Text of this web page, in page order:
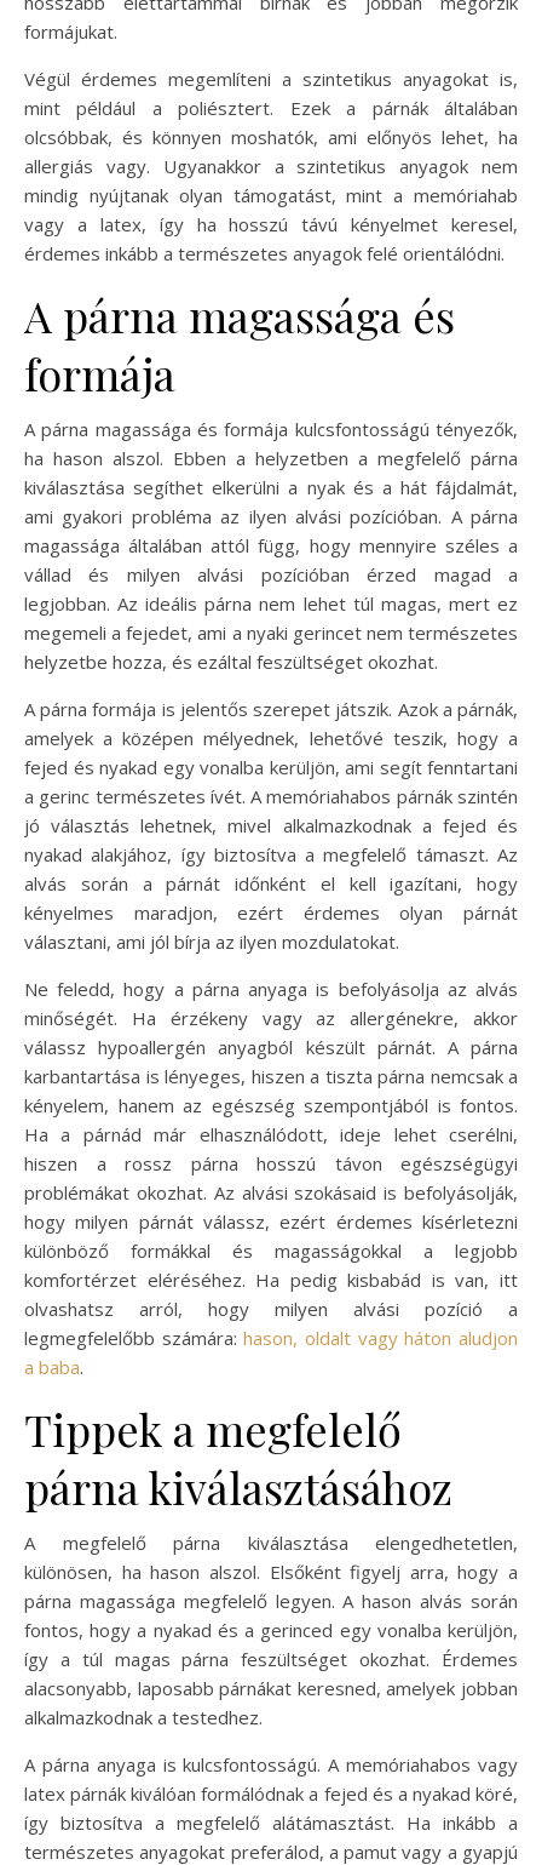
formájukat.
Végül érdemes megemlíteni a szintetikus anyagokat is,
mint például a poliésztert. Ezek a párnák általában
olcsóbbak, és könnyen moshatók, ami előnyös lehet, ha
allergiás vagy. Ugyanakkor a szintetikus anyagok nem
mindig nyújtanak olyan támogatást, mint a memóriahab
vagy a latex, így ha hosszú távú kényelmet keresel,
érdemes inkább a természetes anyagok felé orientálódni.
A párna magassága és
formája
A párna magassága és formája kulcsfontosságú tényezők,
ha hason alszol. Ebben a helyzetben a megfelelő párna
kiválasztása segíthet elkerülni a nyak és a hát fájdalmát,
ami gyakori probléma az ilyen alvási pozícióban. A párna
magassága általában attól függ, hogy mennyire széles a
vállad és milyen alvási pozícióban érzed magad a
legjobban. Az ideális párna nem lehet túl magas, mert ez
megemeli a fejedet, ami a nyaki gerincet nem természetes
helyzetbe hozza, és ezáltal feszültséget okozhat.
A párna formája is jelentős szerepet játszik. Azok a párnák,
amelyek a középen mélyednek, lehetővé teszik, hogy a
fejed és nyakad egy vonalba kerüljön, ami segít fenntartani
a gerinc természetes ívét. A memóriahabos párnák szintén
jó választás lehetnek, mivel alkalmazkodnak a fejed és
nyakad alakjához, így biztosítva a megfelelő támaszt. Az
alvás során a párnát időnként el kell igazítani, hogy
kényelmes maradjon, ezért érdemes olyan párnát
választani, ami jól bírja az ilyen mozdulatokat.
Ne feledd, hogy a párna anyaga is befolyásolja az alvás
minőségét. Ha érzékeny vagy az allergénekre, akkor
válassz hypoallergén anyagból készült párnát. A párna
karbantartása is lényeges, hiszen a tiszta párna nemcsak a
kényelem, hanem az egészség szempontjából is fontos.
Ha a párnád már elhasználódott, ideje lehet cserélni,
hiszen a rossz párna hosszú távon egészségügyi
problémákat okozhat. Az alvási szokásaid is befolyásolják,
hogy milyen párnát válassz, ezért érdemes kísérletezni
különböző formákkal és magasságokkal a legjobb
komfortérzet eléréséhez. Ha pedig kisbabád is van, itt
olvashatsz arról, hogy milyen alvási pozíció a
legmegfelelőbb számára:hason, oldalt vagy háton aludjon
a baba.
Tippek a megfelelő
párna kiválasztásához
A megfelelő párna kiválasztása elengedhetetlen,
különösen, ha hason alszol. Elsőként figyelj arra, hogy a
párna magassága megfelelő legyen. A hason alvás során
fontos, hogy a nyakad és a gerinced egy vonalba kerüljön,
így a túl magas párna feszültséget okozhat. Érdemes
alacsonyabb, laposabb párnákat keresned, amelyek jobban
alkalmazkodnak a testedhez.
A párna anyaga is kulcsfontosságú. A memóriahabos vagy
latex párnák kiválóan formálódnak a fejed és a nyakad köré,
így biztosítva a megfelelő alátámasztást. Ha inkább a
természetes anyagokat preferálod, a pamut vagy a gyapjú